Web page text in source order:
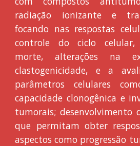
radiação ionizante e
focando nas respostas
controle do ciclo celular,
morte, alterações na
clastogenicidade, e a
parâmetros celulares
capacidade clonogênica e
tumorais; desenvolvimento
que permitam obter
aspectos como progressão